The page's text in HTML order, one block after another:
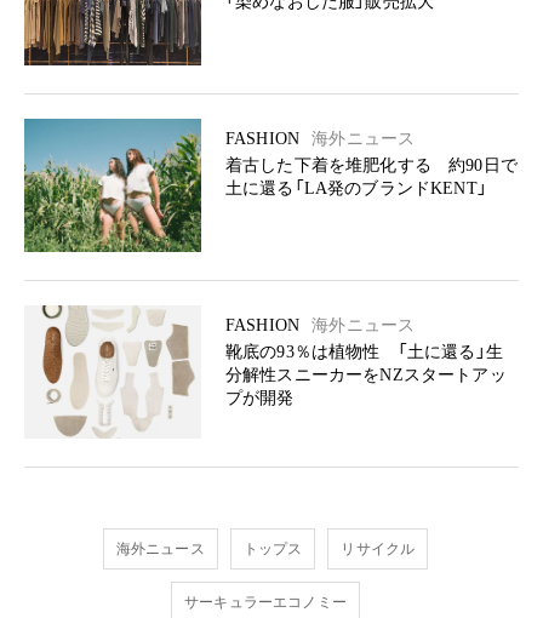
FASHION
海外ニュース
着古した下着を堆肥化する 約90日で
土に還る「LA発のブランドKENT」
FASHION
海外ニュース
靴底の93％は植物性 「土に還る」生
分解性スニーカーをNZスタートアッ
プが開発
海外ニュース トップス リサイクル
サーキュラーエコノミー